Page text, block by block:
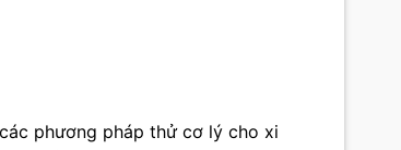
phương pháp thử cơ lý cho xi